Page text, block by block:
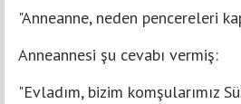
"Anneanne, neden pencereleri
Anneannesi şu cevabı vermiş:
"Evladım, bizim komşularımız